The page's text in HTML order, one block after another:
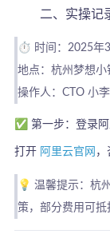
二、实操记
⏱️ 时间：2025年
地点：杭州梦想小
操作人：CTO 小李
✅ 第一步：登录
打开 阿里云官网 ，
💡 温馨提示：杭
策，部分费用可抵